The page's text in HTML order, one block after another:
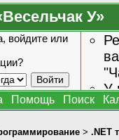
У»
войдите или
У
Помощь Поиск
> .NET